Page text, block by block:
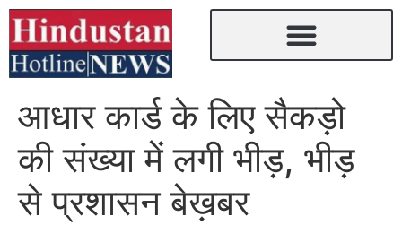
आधार कार्ड के लिए सैकड़ो
की संख्या में लगी भीड़, भीड़
से प्रशासन बेख़बर